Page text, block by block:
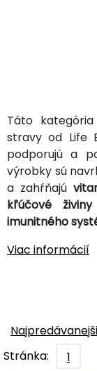
Táto
stravy od Life
podporujú a
výrobky sú
a zahŕňajú
kľúčové
imunitného
Viac informácií
Stránka:
1